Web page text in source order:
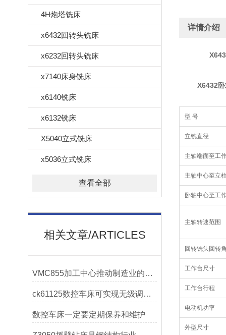
4H炮塔铣床
x6432回转头铣床
x6232回转头铣床
x7140床身铣床
x6140铣床
x6132铣床
X5040立式铣床
x5036立式铣床
查看全部
相关文章/ARTICLES
VMC855加工中心推动制造业的发展
ck61125数控车床可实现无级调速控制
数控车床一定要定期保养和维护
详情介绍
X
X6432
型 号
立铣直径
主轴端面至工
主轴中心至立
卧轴中心至工
主轴转速范围
回转铣头回转
工作台尺寸
工作台行程
电动机功率
外型尺寸